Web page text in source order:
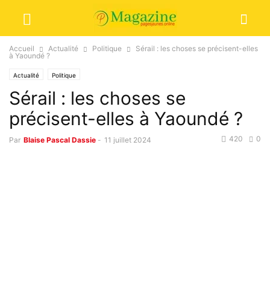
Accueil Actualité Politique
Sérail : les choses se précisent-elles
à Yaoundé ?
Actualité Politique
Sérail : les choses se
précisent-elles à Yaoundé ?
Par Blaise Pascal Dassie - 11 juillet 2024 0
420